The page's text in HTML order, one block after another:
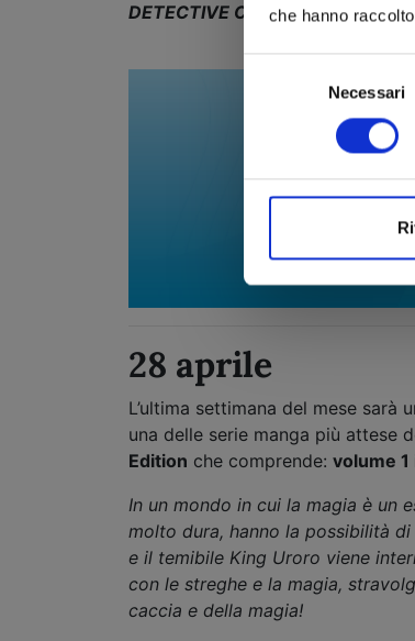
che hanno
Selezione
Necessari
DETECTIVE CONAN NEW
28 aprile
L’ultima settimana del mese
una delle serie manga più attese
Edition che comprende: volume
In un mondo in cui la magia è un
molto dura, hanno la possibilità
e il temibile King Uroro viene
con le streghe e la magia,
caccia e della magia!